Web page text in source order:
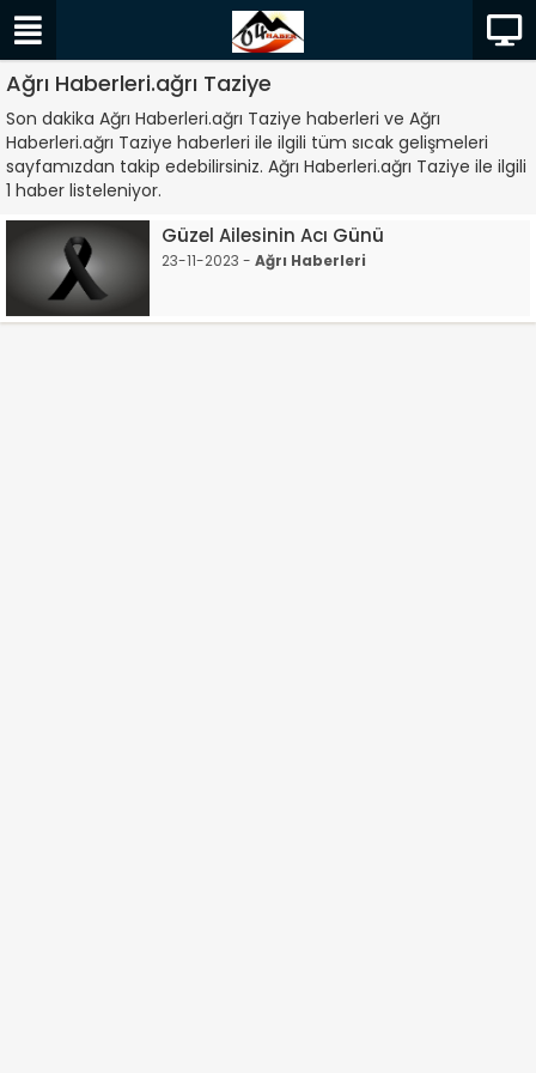
Ağrı Haberleri.ağrı Taziye
Son dakika Ağrı Haberleri.ağrı Taziye haberleri ve Ağrı
Haberleri.ağrı Taziye haberleri ile ilgili tüm sıcak gelişmeleri
sayfamızdan takip edebilirsiniz. Ağrı Haberleri.ağrı Taziye ile ilgili
1 haber listeleniyor.
Güzel Ailesinin Acı Günü
23-11-2023 - Ağrı Haberleri